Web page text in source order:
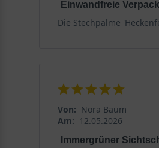
Frühjahrspflanzung der
Herbstpflanzung der
Eine Herbstpflanzung
Stechpalme gesund
Einwandfreie
Die Stechpalme
Von: Nora Baum
Am: 12.05.2026
Immergrüner